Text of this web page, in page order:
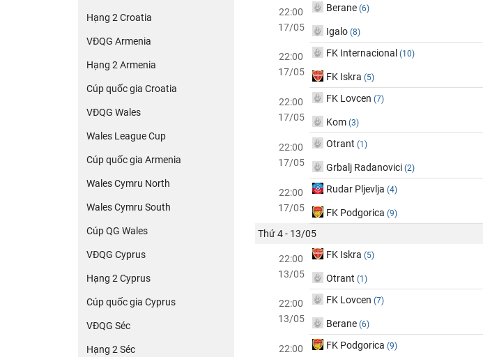
Hạng 2 Croatia
VĐQG Armenia
Hạng 2 Armenia
Cúp quốc gia Croatia
VĐQG Wales
Wales League Cup
Cúp quốc gia Armenia
Wales Cymru North
Wales Cymru South
Cúp QG Wales
VĐQG Cyprus
Hạng 2 Cyprus
Cúp quốc gia Cyprus
VĐQG Séc
Hạng 2 Séc
22:00
17/05
Berane (6)
Igalo (8)
22:00
17/05
FK Internacional (10)
FK Iskra (5)
22:00
17/05
FK Lovcen (7)
Kom (3)
22:00
17/05
Otrant (1)
Grbalj Radanovici (2)
22:00
17/05
Rudar Pljevlja (4)
FK Podgorica (9)
Thứ 4 - 13/05
22:00
13/05
FK Iskra (5)
Otrant (1)
22:00
13/05
FK Lovcen (7)
Berane (6)
22:00
FK Podgorica (9)